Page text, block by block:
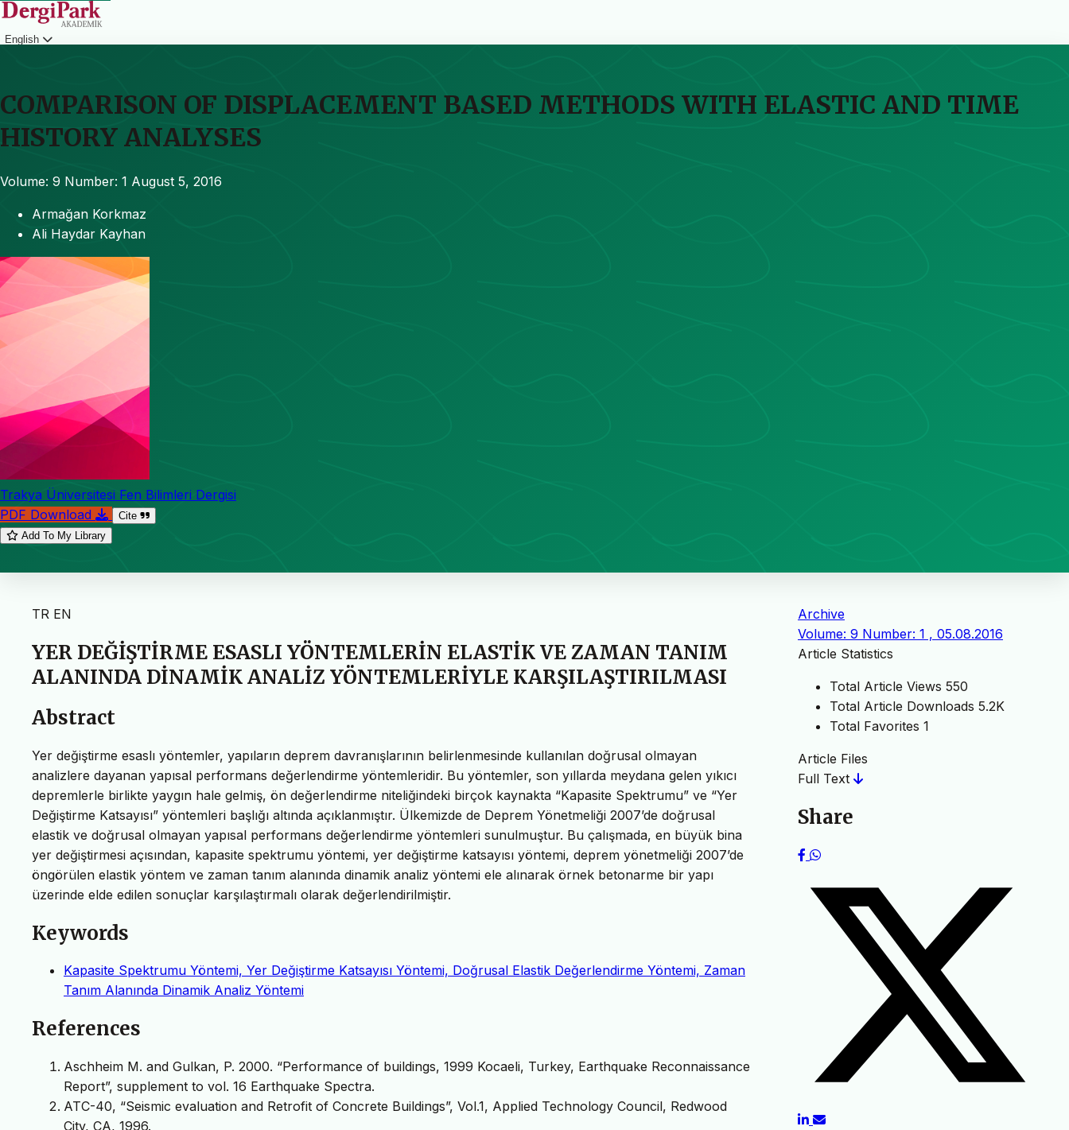
English
COMPARISON OF DISPLACEMENT BASED METHODS WITH ELASTIC AND TIME
HISTORY ANALYSES
Volume: 9 Number: 1 August 5, 2016
Armağan Korkmaz
Ali Haydar Kayhan
Trakya Üniversitesi Fen Bilimleri Dergisi
PDF Download
Cite
Add To My Library
TR EN
YER DEĞİŞTİRME ESASLI YÖNTEMLERİN ELASTİK VE ZAMAN TANIM
ALANINDA DİNAMİK ANALİZ YÖNTEMLERİYLE KARŞILAŞTIRILMASI
Abstract
Yer değiştirme esaslı yöntemler, yapıların deprem davranışlarının belirlenmesinde kullanılan doğrusal olmayan
analizlere dayanan yapısal performans değerlendirme yöntemleridir. Bu yöntemler, son yıllarda meydana gelen yıkıcı
depremlerle birlikte yaygın hale gelmiş, ön değerlendirme niteliğindeki birçok kaynakta “Kapasite Spektrumu” ve “Yer
Değiştirme Katsayısı” yöntemleri başlığı altında açıklanmıştır. Ülkemizde de Deprem Yönetmeliği 2007’de doğrusal
elastik ve doğrusal olmayan yapısal performans değerlendirme yöntemleri sunulmuştur. Bu çalışmada, en büyük bina
yer değiştirmesi açısından, kapasite spektrumu yöntemi, yer değiştirme katsayısı yöntemi, deprem yönetmeliği 2007’de
öngörülen elastik yöntem ve zaman tanım alanında dinamik analiz yöntemi ele alınarak örnek betonarme bir yapı
üzerinde elde edilen sonuçlar karşılaştırmalı olarak değerlendirilmiştir.
Keywords
Kapasite Spektrumu Yöntemi, Yer Değiştirme Katsayısı Yöntemi, Doğrusal Elastik Değerlendirme Yöntemi, Zaman
Tanım Alanında Dinamik Analiz Yöntemi
References
Aschheim M. and Gulkan, P. 2000. “Performance of buildings, 1999 Kocaeli, Turkey, Earthquake Reconnaissance
Report”, supplement to vol. 16 Earthquake Spectra.
ATC-40, “Seismic evaluation and Retrofit of Concrete Buildings”, Vol.1, Applied Technology Council, Redwood
City, CA, 1996.
Archive
Volume: 9 Number: 1 , 05.08.2016
Article Statistics
Total Article Views 550
Total Article Downloads 5.2K
Total Favorites 1
Article Files
Full Text
Share